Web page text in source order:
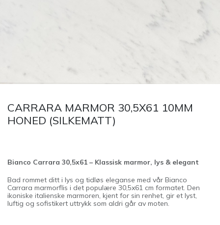
CARRARA MARMOR 30,5X61 10MM
HONED (SILKEMATT)
Bianco Carrara 30,5x61 – Klassisk marmor, lys & elegant
Bad rommet ditt i lys og tidløs eleganse med vår Bianco
Carrara marmorflis i det populære 30,5x61 cm formatet. Den
ikoniske italienske marmoren, kjent for sin renhet, gir et lyst,
luftig og sofistikert uttrykk som aldri går av moten.